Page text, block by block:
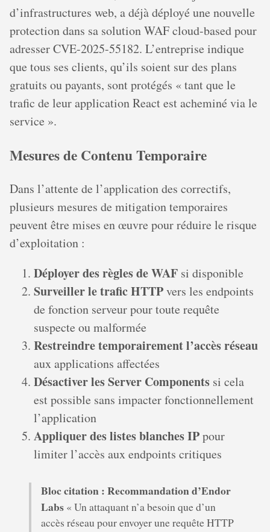
d’infrastructures web, a déjà déployé une nouvelle
protection dans sa solution WAF cloud-based pour
adresser CVE-2025-55182. L’entreprise indique
que tous ses clients, qu’ils soient sur des plans
gratuits ou payants, sont protégés « tant que le
trafic de leur application React est acheminé via le
service ».
Mesures de Contenu Temporaire
Dans l’attente de l’application des correctifs,
plusieurs mesures de mitigation temporaires
peuvent être mises en œuvre pour réduire le risque
d’exploitation :
Déployer des règles de WAF si disponible
Surveiller le trafic HTTPvers les endpoints
de fonction serveur pour toute requête
suspecte ou malformée
Restreindre temporairement l’accès réseau
aux applications affectées
Désactiver les Server Components si cela
est possible sans impacter fonctionnellement
l’application
Appliquer des listes blanches IPpour
limiter l’accès aux endpoints critiques
Bloc citation : Recommandation d’Endor
Labs « Un attaquant n’a besoin que d’un
accès réseau pour envoyer une requête HTTP